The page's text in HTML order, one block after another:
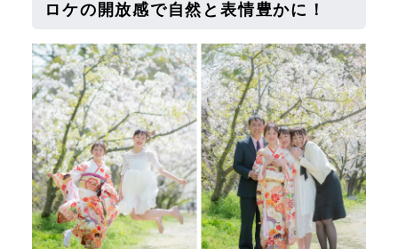
ロケの開放感で自然と表情豊かに！